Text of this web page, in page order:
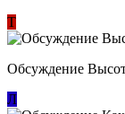
Т
Обсуждение
Л